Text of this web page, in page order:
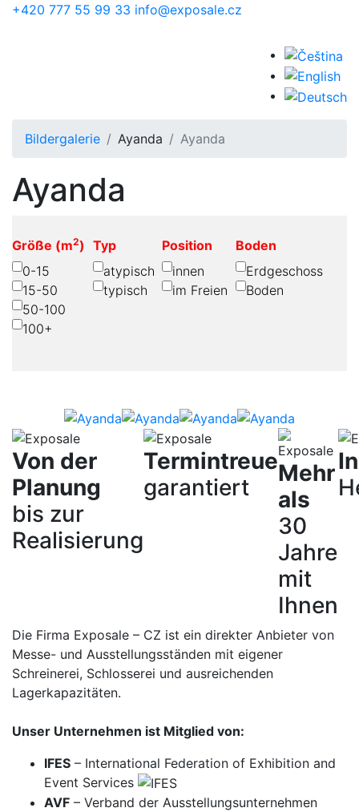
Skip to main content
+420 777 55 99 33 info@exposale.cz
Bildergalerie Ayanda Ayanda
Ayanda
Größe (m2)
0-15
15-50
50-100
100+
Typ
atypisch
typisch
Position
innen
im Freien
Boden
Erdgeschoss
Boden
Von der
Planung
bis zur
Realisierung
Termintreue
garantiert
Mehr
als
30
Jahre
mit
Ihnen
Die Firma Exposale – CZ ist ein direkter Anbieter von
Messe- und Ausstellungsständen mit eigener
Schreinerei, Schlosserei und ausreichenden
Lagerkapazitäten.
Unser Unternehmen ist Mitglied von:
IFES – International Federation of Exhibition and
Event Services
AVF – Verband der Ausstellungsunternehmen